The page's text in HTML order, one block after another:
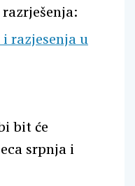
razjesenja u
bit će
srpnja i